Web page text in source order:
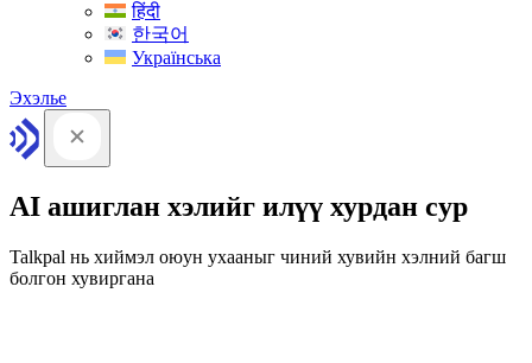
हिंदी
한국어
Українська
Эхэлье
AI ашиглан хэлийг илүү хурдан сур
Talkpal нь хиймэл оюун ухааныг чиний хувийн хэлний багш
болгон хувиргана